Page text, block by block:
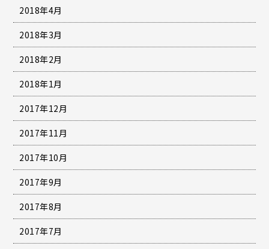
2018年4月
2018年3月
2018年2月
2018年1月
2017年12月
2017年11月
2017年10月
2017年9月
2017年8月
2017年7月